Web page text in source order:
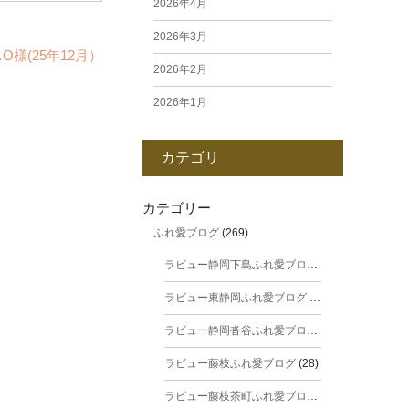
様(25年12月）
2026年4月
2026年3月
2026年2月
2026年1月
2025年11月
2025年10月
2025年9月
2025年8月
2025年7月
2025年6月
2025年5月
2025年4月
カテゴリ
カテゴリー
ふれ愛ブログ (269)
ラビュー静岡下島ふれ愛ブログ
ラビュー東静岡ふれ愛ブログ
ラビュー静岡沓谷ふれ愛ブログ
ラビュー藤枝ふれ愛ブログ (28)
ラビュー藤枝茶町ふれ愛ブログ